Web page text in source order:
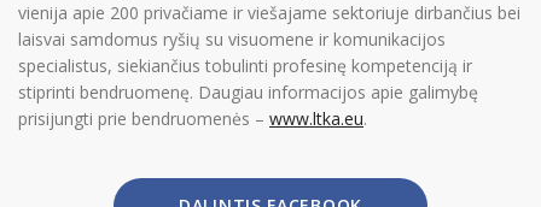
vienija apie 200 privačiame ir viešajame sektoriuje dirbančius bei
laisvai samdomus ryšių su visuomene ir komunikacijos
specialistus, siekiančius tobulinti profesinę kompetenciją ir
stiprinti bendruomenę. Daugiau informacijos apie galimybę
prisijungti prie bendruomenės – www.ltka.eu.